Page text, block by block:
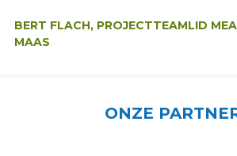
BERT FLACH, PROJECTTEAMLID
MAAS
ONZE